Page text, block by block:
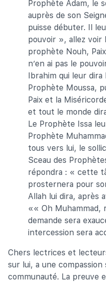
Prophète Adam, le
auprès de son
puisse débuter. Il
pouvoir », allez
prophète Nouh,
n’en ai pas le
Ibrahim qui leur dira
Prophète Moussa,
Paix et la
et tout le monde
Le Prophète Issa
Prophète
tous vers lui, le
Sceau des
répondra : « cette
prosternera pour
Allah lui dira, après
«« Oh Muhammad,
demande sera
intercession sera
Chers lectrices et
sur lui, a une compassion
communauté. La preuve